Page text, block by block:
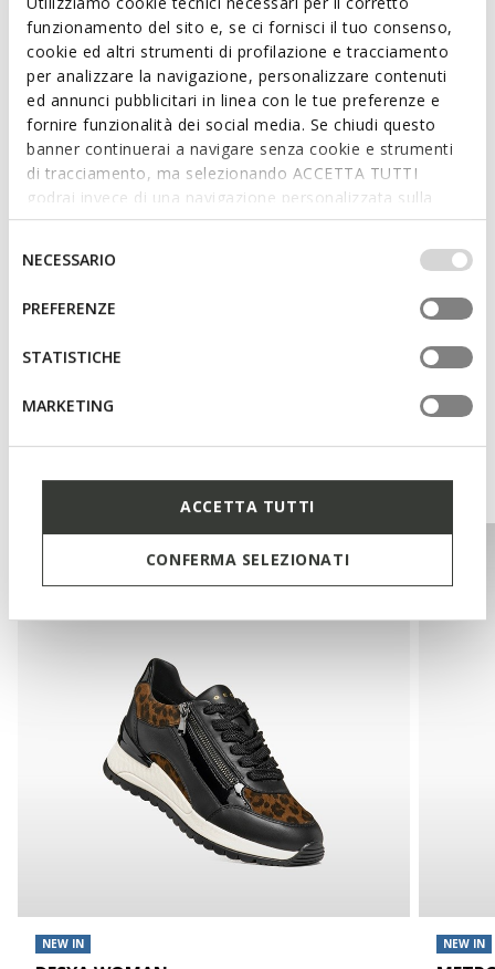
funzionamento del sito e, se ci fornisci il tuo consenso,
cookie ed altri strumenti di profilazione e tracciamento
per analizzare la navigazione, personalizzare contenuti
ed annunci pubblicitari in linea con le tue preferenze e
fornire funzionalità dei social media. Se chiudi questo
banner continuerai a navigare senza cookie e strumenti
di tracciamento, ma selezionando ACCETTA TUTTI
godrai invece di una navigazione personalizzata sulla
base dei tuoi gusti ed interessi. Selezionando
IMPOSTAZIONI potrai anche scegliere quali cookies ed
altri strumenti di tracciamento autorizzare. Per maggiori
informazioni o per modificare in qualsiasi momento le
tue impostazioni, visita la nostra
del
consenso
NECESSARIO
PREFERENZE
STATISTICHE
MARKETING
ACCETTA TUTTI
CONFERMA SELEZIONATI
Features
Quick and easy to put on
Thickness of sole: 2,5 cm / 1"
Lightweight footwear
Slip-on design allows you to slide the foot in swiftly
Materials
Technologies
You may also like
NEW IN NEW IN